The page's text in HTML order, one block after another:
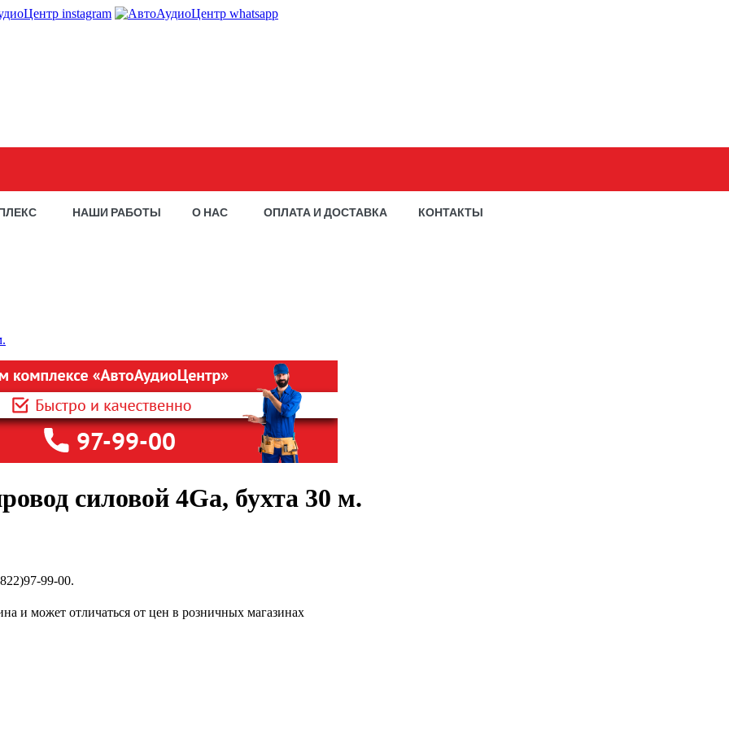
НАШИ РАБОТЫ О НАС ОПЛАТА И ДОСТАВКА КОНТАКТЫ
силовой 4Ga, бухта 30 м.
99-00.
и может отличаться от цен в розничных магазинах